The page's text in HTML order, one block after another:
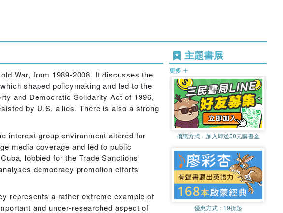
War, from 1989-2008. It discusses the
shaped policymaking and led to the
and Democratic Solidarity Act of 1996,
by U.S. allies. There is also a strong
interest group environment altered for
media coverage and led to public
lobbied for the Trade Sanctions
democracy promotion efforts
represents a rather extreme example of
and under-researched aspect of
主題書展
更多
優惠方式： 加入即送50元購書金
優惠方式： 19折起